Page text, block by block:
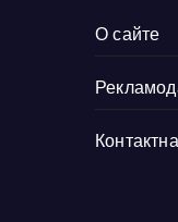
О сайте